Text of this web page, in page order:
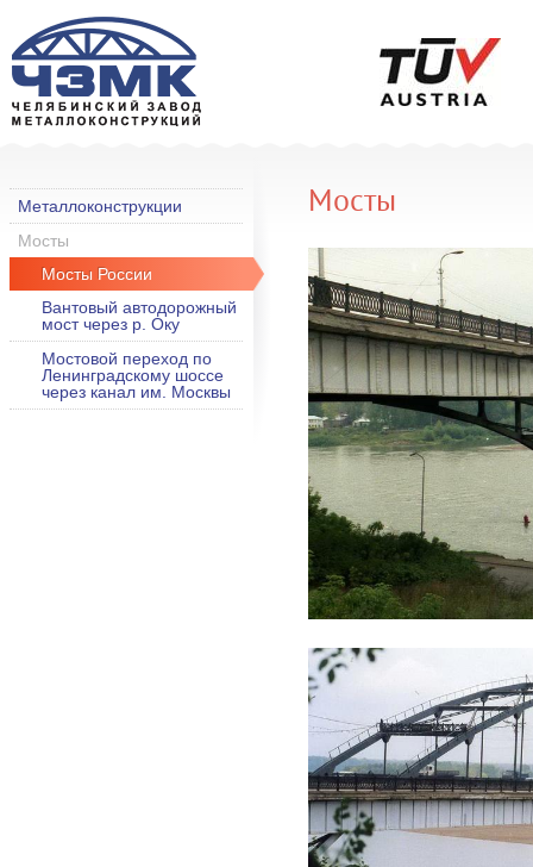
Металлоконструкции
Мосты
Мосты России
Вантовый автодорожный
мост через р. Оку
Мостовой переход по
Ленинградскому шоссе
через канал им. Москвы
Мосты